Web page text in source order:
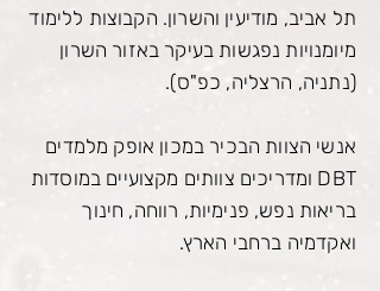
תל אביב, מודיעין והשרון. הקבוצות ללימוד
מיומנויות נפגשות בעיקר באזור השרון
(נתניה, הרצליה, כפ"ס).
אנשי הצוות הבכיר במכון אופק מלמדים
DBT ומדריכים צוותים מקצועיים במוסדות
בריאות נפש, פנימיות, רווחה, חינוך
ואקדמיה ברחבי הארץ.